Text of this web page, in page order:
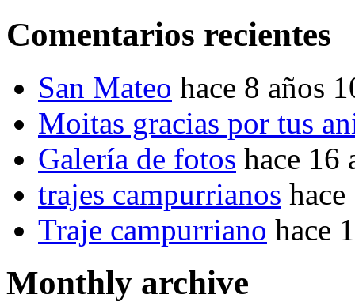
Comentarios recientes
San Mateo hace 8 años
Moitas gracias por tus
Galería de fotos hace 16
trajes campurrianos
Traje campurriano hace
Monthly archive